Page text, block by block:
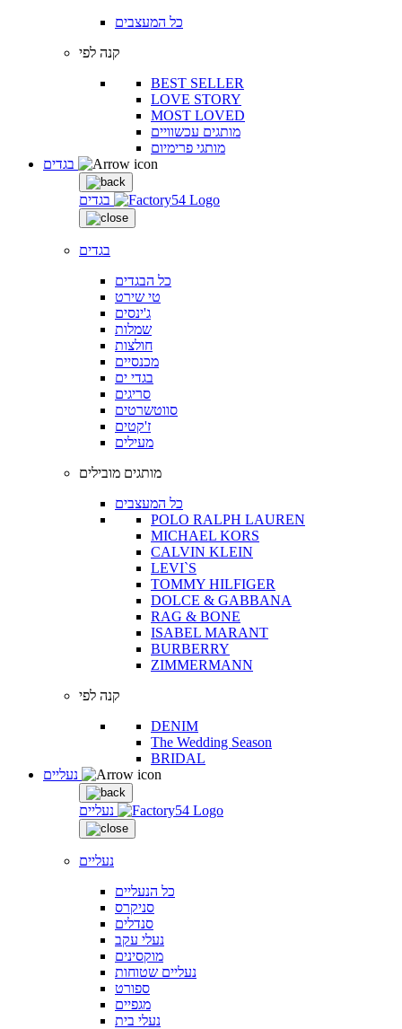
כל המעצבים
קנה לפי
BEST SELLER
LOVE STORY
MOST LOVED
מותגים עכשוויים
מותגי פרימיום
בגדים
בגדים
כל הבגדים
טי שירט
ג'ינסים
שמלות
חולצות
מכנסיים
בגדי ים
סריגים
סווטשרטים
ז'קטים
מעילים
מותגים מובילים
כל המעצבים
POLO RALPH LAUREN
MICHAEL KORS
CALVIN KLEIN
LEVI`S
TOMMY HILFIGER
DOLCE & GABBANA
RAG & BONE
ISABEL MARANT
BURBERRY
ZIMMERMANN
קנה לפי
DENIM
The Wedding Season
BRIDAL
נעליים
נעליים
כל הנעליים
סניקרס
סנדלים
נעלי עקב
מוקסינים
נעליים שטוחות
ספורט
מגפיים
נעלי בית